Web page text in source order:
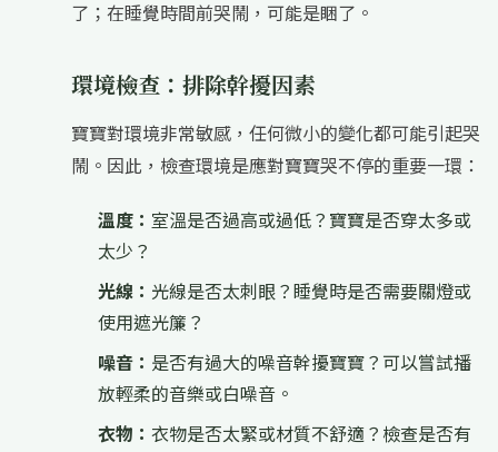
了；在睡覺時間前哭鬧，可能是睏了。
環境檢查：排除幹擾因素
寶寶對環境非常敏感，任何微小的變化都可能引起哭
鬧。因此，檢查環境是應對寶寶哭不停的重要一環：
溫度： 室溫是否過高或過低？寶寶是否穿太多或
太少？
光線： 光線是否太刺眼？睡覺時是否需要關燈或
使用遮光簾？
噪音： 是否有過大的噪音幹擾寶寶？可以嘗試播
放輕柔的音樂或白噪音。
衣物： 衣物是否太緊或材質不舒適？檢查是否有